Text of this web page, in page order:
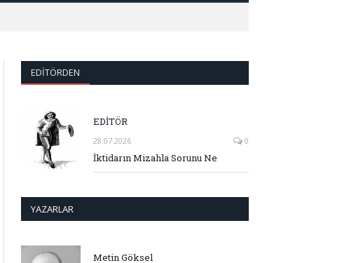
EDITÖRDEN
EDİTÖR
28.07.2026 0
İktidarın Mizahla Sorunu Ne
YAZARLAR
Metin Göksel